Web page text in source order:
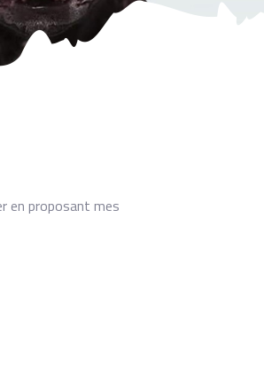
en proposant mes